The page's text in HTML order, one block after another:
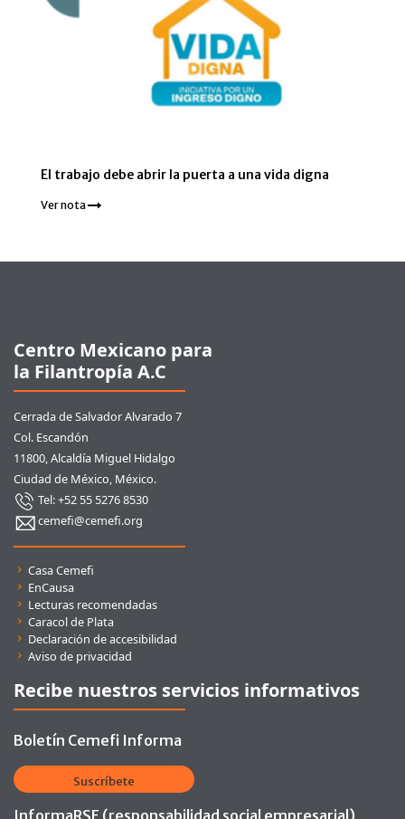
El trabajo debe abrir la puerta a una vida digna
Ver nota
Centro Mexicano para
la Filantropía A.C
Cerrada de Salvador Alvarado 7
Col. Escandón
11800, Alcaldía Miguel Hidalgo
Ciudad de México, México.
Tel: +52 55 5276 8530
cemefi@cemefi.org
Casa Cemefi
EnCausa
Lecturas recomendadas
Caracol de Plata
Declaración de accesibilidad
Aviso de privacidad
Recibe nuestros servicios informativos
Boletín Cemefi Informa
Suscríbete